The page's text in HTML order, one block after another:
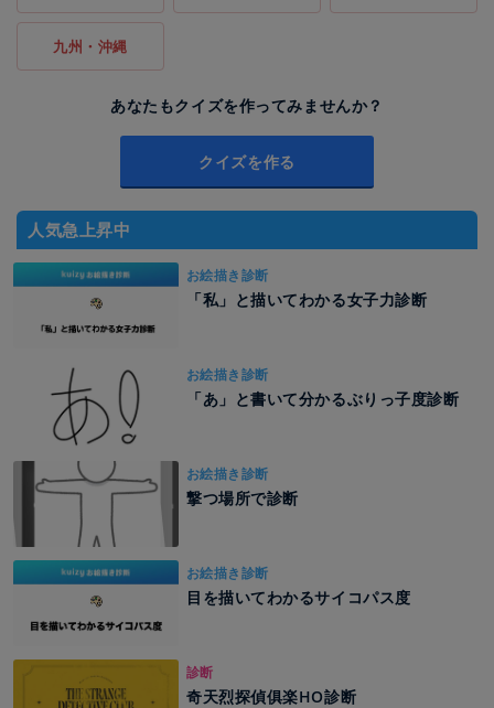
九州・沖縄
あなたもクイズを作ってみませんか？
クイズを作る
人気急上昇中
お絵描き診断
「私」と描いてわかる女子力診断
お絵描き診断
「あ」と書いて分かるぶりっ子度診断
お絵描き診断
撃つ場所で診断
お絵描き診断
目を描いてわかるサイコパス度
診断
奇天烈探偵俱楽HO診断